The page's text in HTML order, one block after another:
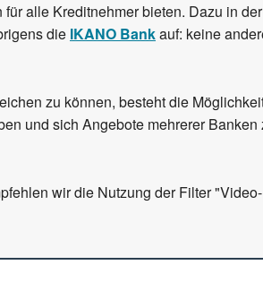
alle Kreditnehmer bieten. Dazu in
die IKANO Bankauf: keine
zu können, besteht die
und sich Angebote mehrerer Banken
wir die Nutzung der Filter